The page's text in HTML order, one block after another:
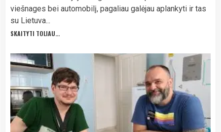
viešnages bei automobilį, pagaliau galėjau aplankyti ir tas
su Lietuva...
SKAITYTI TOLIAU...